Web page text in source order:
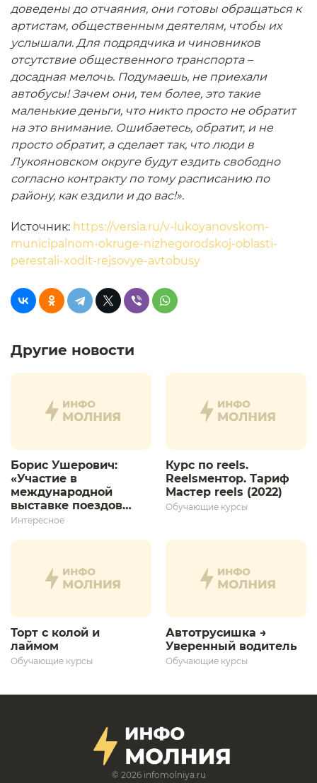
доведены до отчаяния, они готовы обращаться к
артистам, общественным деятелям, чтобы их
услышали. Для подрядчика и чиновников
отсутствие общественного транспорта –
досадная мелочь. Подумаешь, не приехали
автобусы! Зачем они, тем более, это такие
маленькие деньги, что никто просто не обратит
на это внимание. Ошибаетесь, обратит, и не
просто обратит, а сделает так, что люди в
Лукояновском округе будут ездить свободно
согласно контракту по тому расписанию по
району, как ездили и до вас!».
Источник: https://versia.ru/v-lukoyanovskom-
municipalnom-okruge-nizhegorodskoj-oblasti-
perestali-xodit-rejsovye-avtobusy
Другие новости
Борис Ушерович:
«Участие в
международной
выставке поездов
дает толчок для
развития»
Интересное
Курс по reels.
Reelsментор. Тариф
Мастер reels (2022)
Обучающие курсы
Торт с колой и
лаймом
Обучающие курсы
Автотрусишка →
Уверенный водитель​
Обучающие курсы
© 2026 infomolniya.ru